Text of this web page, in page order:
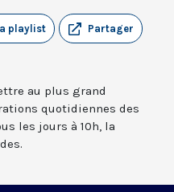
Partager
playlist
au plus grand
quotidiennes des
les jours à 10h, la